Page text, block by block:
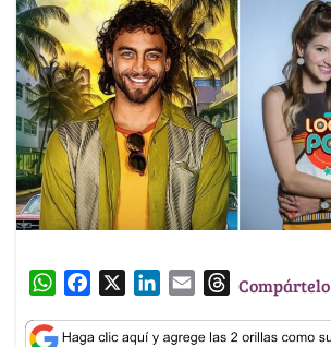
W
a
c
n
a
T
r
Compártelo